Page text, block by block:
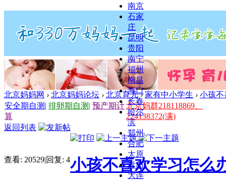
南京
石家
庄
昆明
贵阳
南宁
福州
南昌
海口
长春
哈尔
滨
郑州
合肥
太原
青岛
大连
北京妈妈网 › 北京妈妈论坛 › 北京育儿 › 家有中小学生 › 小孩不
安全期自测 | 排卵期自测 | 预产期计
算
北京妈群218118869、
224138372(满)
返回列表
查看: 20529|回复: 4小孩不喜欢学习怎么